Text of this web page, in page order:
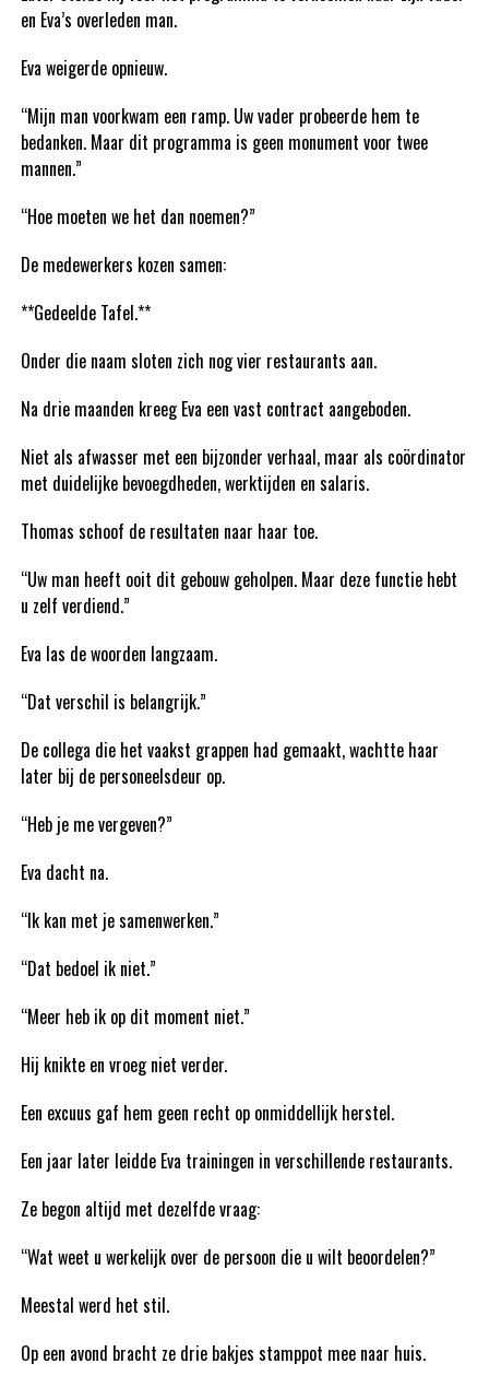
en Eva’s overleden man.
Eva weigerde opnieuw.
“Mijn man voorkwam een ramp. Uw vader probeerde hem te
bedanken. Maar dit programma is geen monument voor twee
mannen.”
“Hoe moeten we het dan noemen?”
De medewerkers kozen samen:
**Gedeelde Tafel.**
Onder die naam sloten zich nog vier restaurants aan.
Na drie maanden kreeg Eva een vast contract aangeboden.
Niet als afwasser met een bijzonder verhaal, maar als coördinator
met duidelijke bevoegdheden, werktijden en salaris.
Thomas schoof de resultaten naar haar toe.
“Uw man heeft ooit dit gebouw geholpen. Maar deze functie hebt
u zelf verdiend.”
Eva las de woorden langzaam.
“Dat verschil is belangrijk.”
De collega die het vaakst grappen had gemaakt, wachtte haar
later bij de personeelsdeur op.
“Heb je me vergeven?”
Eva dacht na.
“Ik kan met je samenwerken.”
“Dat bedoel ik niet.”
“Meer heb ik op dit moment niet.”
Hij knikte en vroeg niet verder.
Een excuus gaf hem geen recht op onmiddellijk herstel.
Een jaar later leidde Eva trainingen in verschillende restaurants.
Ze begon altijd met dezelfde vraag:
“Wat weet u werkelijk over de persoon die u wilt beoordelen?”
Meestal werd het stil.
Op een avond bracht ze drie bakjes stamppot mee naar huis.